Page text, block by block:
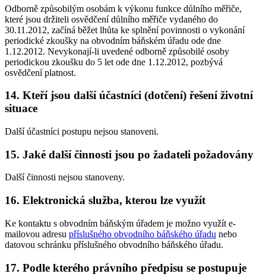
Odborně způsobilým osobám k výkonu funkce důlního měřiče,
které jsou držiteli osvědčení důlního měřiče vydaného do
30.11.2012, začíná běžet lhůta ke splnění povinnosti o vykonání
periodické zkoušky na obvodním báňském úřadu ode dne
1.12.2012. Nevykonají-li uvedené odborně způsobilé osoby
periodickou zkoušku do 5 let ode dne 1.12.2012, pozbývá
osvědčení platnost.
14. Kteří jsou další účastníci (dotčení) řešení životní
situace
Další účastníci postupu nejsou stanoveni.
15. Jaké další činnosti jsou po žadateli požadovány
Další činnosti nejsou stanoveny.
16. Elektronická služba, kterou lze využít
Ke kontaktu s obvodním báňským úřadem je možno využít e-
mailovou adresu příslušného obvodního báňského úřadu nebo
datovou schránku příslušného obvodního báňského úřadu.
17. Podle kterého právního předpisu se postupuje